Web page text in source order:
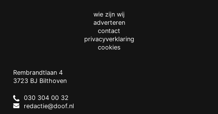
wie zijn wij
adverteren
contact
privacyverklaring
cookies
Doof.nl
work
Rembrandtlaan 4
3723 BJ Bilthoven
Netherlands
030 304 00 32
redactie@doof.nl